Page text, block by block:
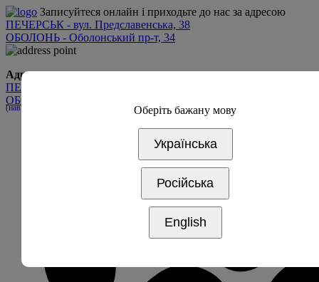
Записуйтеся онлайн і приходьте до нас за адресою
ПЕЧЕРСЬК - вул. Предславенська, 38
ОБОЛОНЬ - Оболонський пр-т, 34
Адреса
ПЕЧЕРСЬК - вул. Предславинська, 38
ОБОЛОНЬ - Оболонський пр-т, 34
(навпроти дрім таун 2, вхід 5А) Оберіть бажану мову
Українська
Російська
English